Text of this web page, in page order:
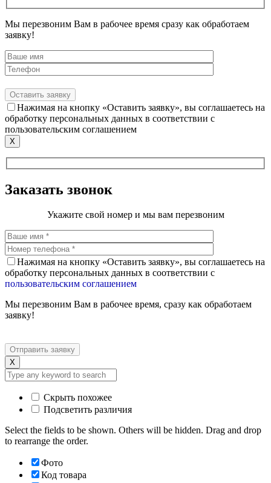
Мы перезвоним Вам в рабочее время сразу как обработаем
заявку!
Нажимая на кнопку «Оставить заявку», вы соглашаетесь на
обработку персональных данных в соответствии с
пользовательским соглашением
X
Заказать звонок
Укажите свой номер и мы вам перезвоним
Нажимая на кнопку «Оставить заявку», вы соглашаетесь на
обработку персональных данных в соответствии с
пользовательским соглашением
Мы перезвоним Вам в рабочее время, сразу как обработаем
заявку!
X
Скрыть похожее
Подсветить различия
Select the fields to be shown. Others will be hidden. Drag and drop
to rearrange the order.
Фото
Код товара